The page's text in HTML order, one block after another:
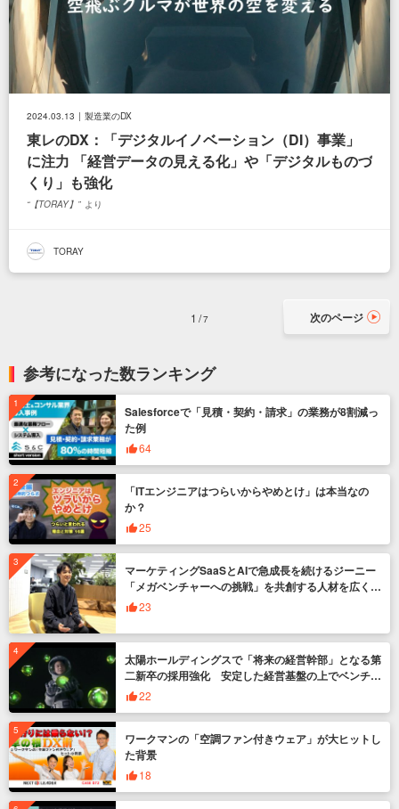
東レのDX：「デジタルイノベーション（DI）事業」
に注力 「経営データの見える化」や「デジタルものづ
くり」も強化
【TORAY】 より
2024.03.13 製造業のDX
TORAY
1 7 次のページ
参考になった数ランキング
Salesforceで「見積・契約・請求」の業務が8割減っ
た例
64
「ITエンジニアはつらいからやめとけ」は本当なの
か？
25
マーケティングSaaSとAIで急成長を続けるジーニー
「メガベンチャーへの挑戦」を共創する人材を広く募
集 23
太陽ホールディングスで「将来の経営幹部」となる第
二新卒の採用強化 安定した経営基盤の上でベンチャ
ー企業のように挑戦
22
ワークマンの「空調ファン付きウェア」が大ヒットし
た背景
18